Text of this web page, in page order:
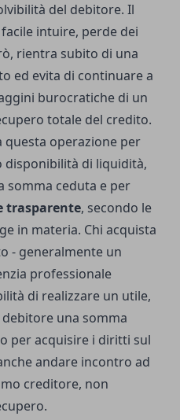
del debitore. Il
intuire, perde dei
rientra subito di una
ed evita di continuare a
burocratiche di un
totale del credito.
operazione per
disponibilità di liquidità,
somma ceduta e per
trasparente, secondo le
in materia. Chi acquista
- generalmente un
professionale
di realizzare un utile,
una somma
per acquisire i diritti sul
andare incontro ad
creditore, non